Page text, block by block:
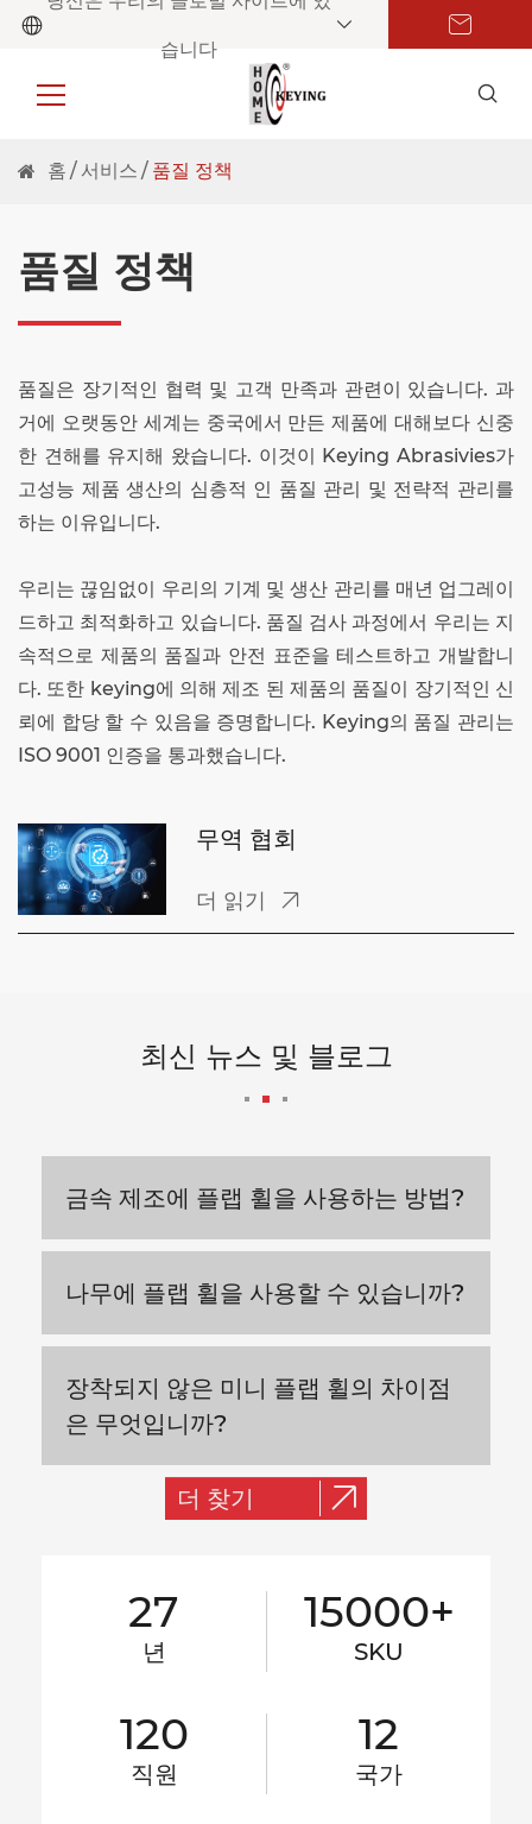
습니다
홈 서비스 품질 정책
품질 정책
품질은 장기적인 협력 및 고객 만족과 관련이 있습니다. 과
거에 오랫동안 세계는 중국에서 만든 제품에 대해보다 신중
한 견해를 유지해 왔습니다. 이것이 Keying Abrasivies가
고성능 제품 생산의 심층적 인 품질 관리 및 전략적 관리를
하는 이유입니다.
우리는 끊임없이 우리의 기계 및 생산 관리를 매년 업그레이
드하고 최적화하고 있습니다. 품질 검사 과정에서 우리는 지
속적으로 제품의 품질과 안전 표준을 테스트하고 개발합니
다. 또한 keying에 의해 제조 된 제품의 품질이 장기적인 신
뢰에 합당 할 수 있음을 증명합니다. Keying의 품질 관리는
ISO 9001 인증을 통과했습니다.
무역 협회
더 읽기 
최신 뉴스 및 블로그
금속 제조에 플랩 휠을 사용하는 방법?
나무에 플랩 휠을 사용할 수 있습니까?
27
년
15000+
SKU
120
직원
12
국가
장착되지 않은 미니 플랩 휠의 차이점
은 무엇입니까?
더 찾기